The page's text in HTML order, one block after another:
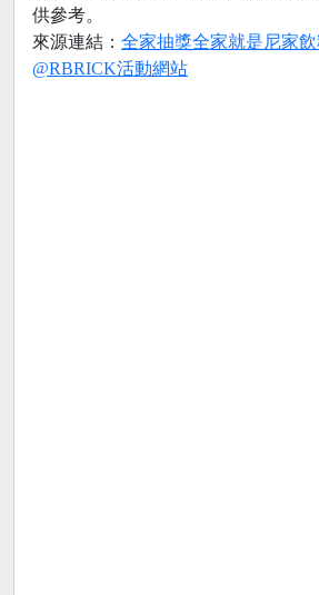
供參考。
來源連結： 全家抽獎全家就是尼家
@RBRICK活動網站